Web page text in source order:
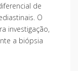
de
O
investigação,
a biópsia